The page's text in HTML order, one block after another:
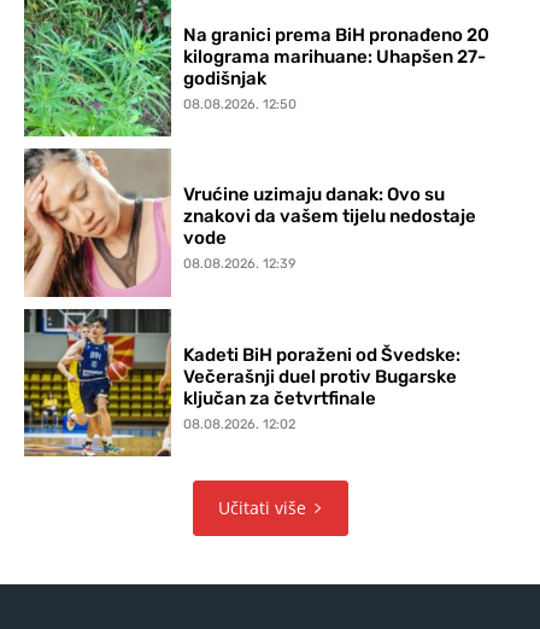
Na granici prema BiH pronađeno 20
kilograma marihuane: Uhapšen 27-
godišnjak
08.08.2026. 12:50
Vrućine uzimaju danak: Ovo su
znakovi da vašem tijelu nedostaje
vode
08.08.2026. 12:39
Kadeti BiH poraženi od Švedske:
Večerašnji duel protiv Bugarske
ključan za četvrtfinale
08.08.2026. 12:02
Učitati više